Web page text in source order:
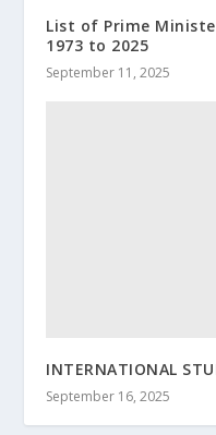
List of Prime
1973 to 2025
September 11, 2025
INTERNATIONAL
September 16, 2025